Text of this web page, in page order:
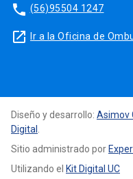
phone (56)95504 1247
launch Ir a la Oficina de
Diseño y desarrollo: Asimov
Digital
Sitio administrado por
Utilizando el Kit Digital UC